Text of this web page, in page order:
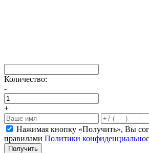
Количество:
-
+
Нажимая кнопку «Получить», Вы
правилами Политики
Получить